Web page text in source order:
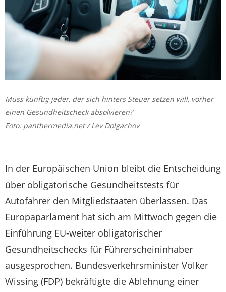
Muss künftig jeder, der sich hinters Steuer setzen will, vorher
einen Gesundheitscheck absolvieren?
Foto: panthermedia.net / Lev Dolgachov
In der Europäischen Union bleibt die Entscheidung
über obligatorische Gesundheitstests für
Autofahrer den Mitgliedstaaten überlassen. Das
Europaparlament hat sich am Mittwoch gegen die
Einführung EU-weiter obligatorischer
Gesundheitschecks für Führerscheininhaber
ausgesprochen. Bundesverkehrsminister Volker
Wissing (FDP) bekräftigte die Ablehnung einer